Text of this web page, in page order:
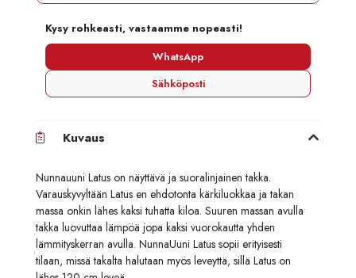
Kysy rohkeasti, vastaamme nopeasti!
WhatsApp
Sähköposti
Kuvaus
Nunnauuni Latus on näyttävä ja suoralinjainen takka.
Varauskyvyltään Latus en ehdotonta kärkiluokkaa ja takan
massa onkin lähes kaksi tuhatta kiloa. Suuren massan avulla
takka luovuttaa lämpöä jopa kaksi vuorokautta yhden
lämmityskerran avulla. NunnaUuni Latus sopii erityisesti
tilaan, missä takalta halutaan myös leveyttä, sillä Latus on